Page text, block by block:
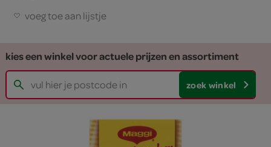
voeg toe aan lijstje
kies een winkel voor actuele prijzen en assortiment
zoek winkel